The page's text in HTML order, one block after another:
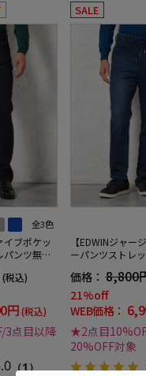
全3色
イブポケッ
パンツ無地
(税込)
円(税込)
3点目以降
（1）
SALE
【EDWINジャー
ーパンツストレッ
価格： 8,800
21%off
WEB価格：
★2点目
20%OFF対象